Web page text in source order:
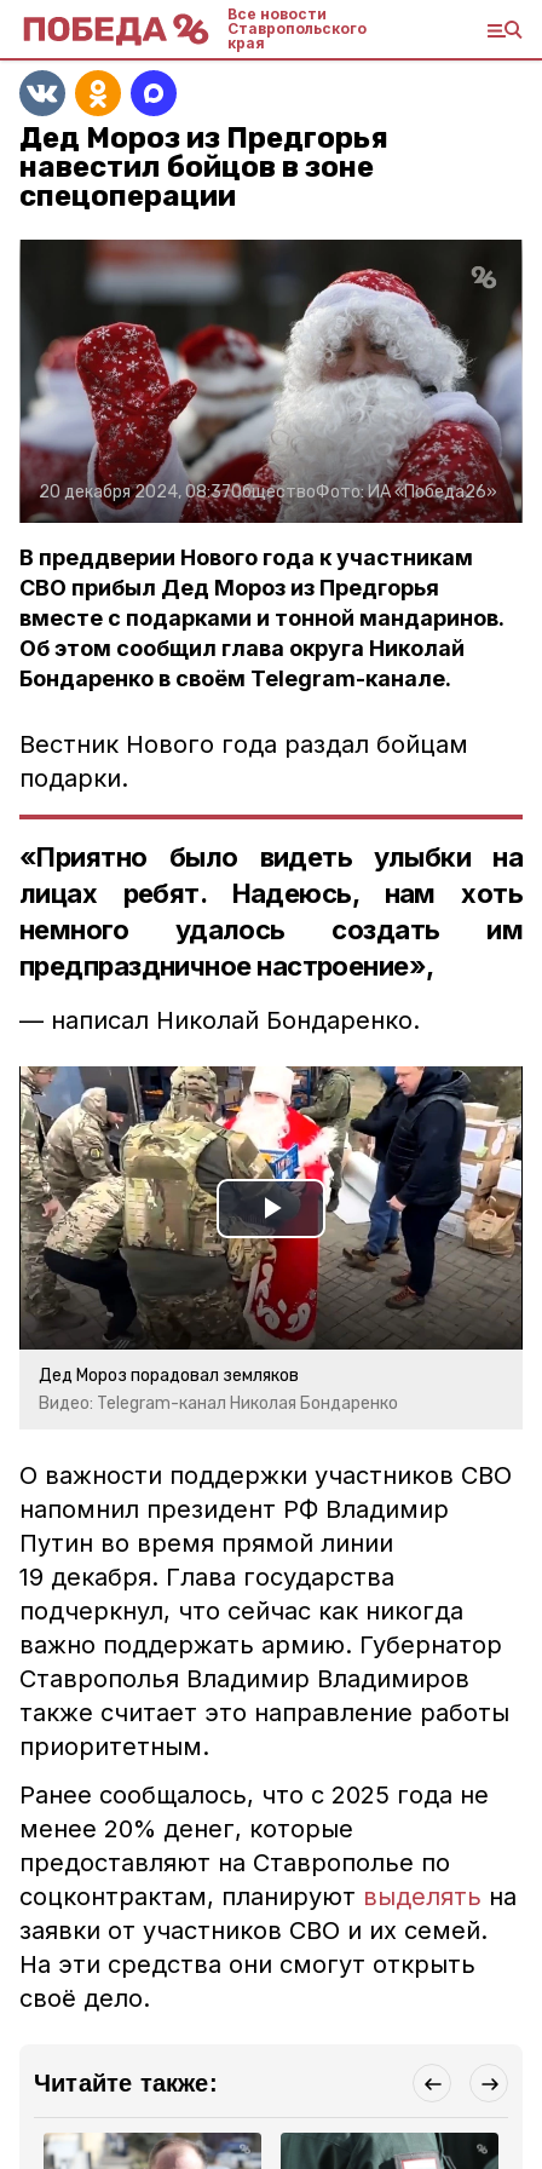
Все новости
Ставропольского
края
Дед Мороз из Предгорья
навестил бойцов в зоне
спецоперации
20 декабря 2024, 08:37ОбществоФото:ИА «Победа26»
В преддверии Нового года к участникам
СВО прибыл Дед Мороз из Предгорья
вместе с подарками и тонной мандаринов.
Об этом сообщил глава округа Николай
Бондаренко в своëм Telegram-канале.
Вестник Нового года раздал бойцам
подарки.
«Приятно было видеть улыбки на
лицах ребят. Надеюсь, нам хоть
немного удалось создать им
предпраздничное настроение»,
— написал Николай Бондаренко.
Play
Video
Дед Мороз порадовал земляков
Видео: Telegram-канал Николая Бондаренко
О важности поддержки участников СВО
напомнил президент РФ Владимир
Путин во время прямой линии
19 декабря. Глава государства
подчеркнул, что сейчас как никогда
важно поддержать армию. Губернатор
Ставрополья Владимир Владимиров
также считает это направление работы
приоритетным.
Ранее сообщалось, что с 2025 года не
менее 20% денег, которые
предоставляют на Ставрополье по
соцконтрактам, планируют выделять на
заявки от участников СВО и их семей.
На эти средства они смогут открыть
своë дело.
Читайте также: